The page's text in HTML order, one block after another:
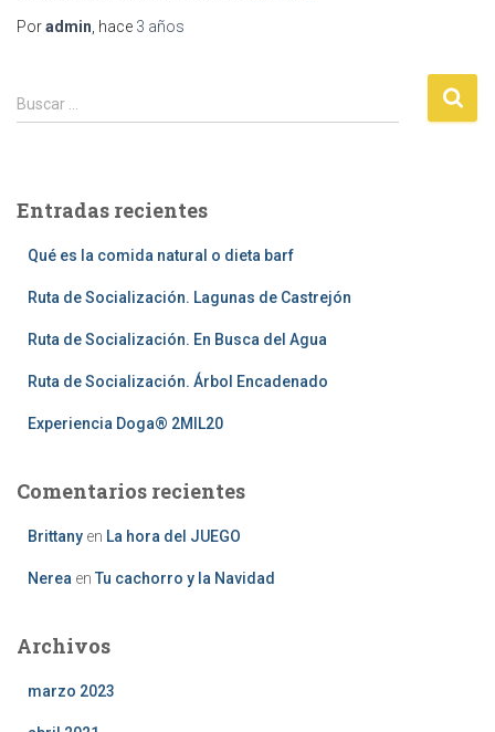
Poradmin , hace 3 años
Buscar …
Entradas recientes
Qué es la comida natural o dieta barf
Ruta de Socialización. Lagunas de Castrejón
Ruta de Socialización. En Busca del Agua
Ruta de Socialización. Árbol Encadenado
Experiencia Doga® 2MIL20
Comentarios recientes
Brittany en La hora del JUEGO
Nerea en Tu cachorro y la Navidad
Archivos
marzo 2023